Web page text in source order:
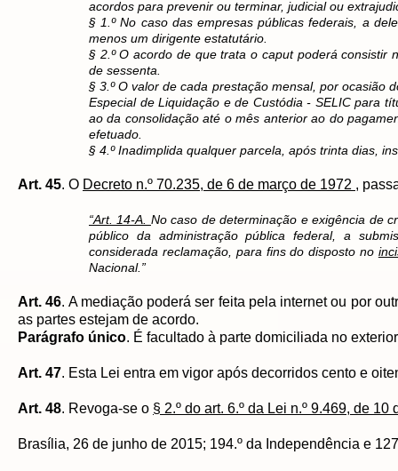
acordos para prevenir ou terminar, judicial ou
§ 1.º No caso das empresas públicas federais, a
menos um dirigente estatutário.
§ 2.º O acordo de que trata o caput poderá consistir
de sessenta.
§ 3.º O valor de cada prestação mensal, por ocasião
Especial de Liquidação e de Custódia - SELIC para
ao da consolidação até o mês anterior ao do
efetuado.
§ 4.º Inadimplida qualquer parcela, após trinta dias,
Art. 45. O Decreto n.º 70.235, de 6 de março de 1972 ,
“Art. 14-A. No caso de determinação e exigência de
público da administração pública federal, a
considerada reclamação, para fins do disposto no
Nacional.”
Art. 46. A mediação poderá ser feita pela internet ou por
as partes estejam de acordo.
Parágrafo único. É facultado à parte domiciliada no
Art. 47. Esta Lei entra em vigor após decorridos cento e
Art. 48. Revoga-se o § 2.º do art. 6.º da Lei n.º 9.469, de
Brasília, 26 de junho de 2015; 194.º da Independência e